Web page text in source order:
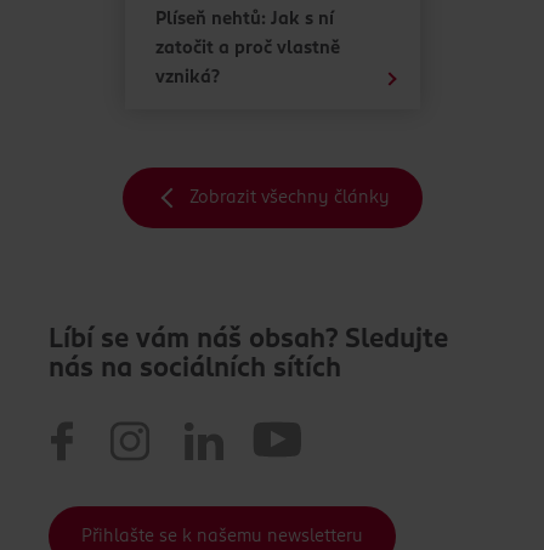
Plíseň nehtů: Jak s ní
zatočit a proč vlastně
vzniká?
Zobrazit všechny články
Líbí se vám náš obsah? Sledujte
nás na sociálních sítích
Přihlašte se k našemu newsletteru